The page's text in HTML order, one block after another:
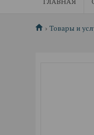
Товары и